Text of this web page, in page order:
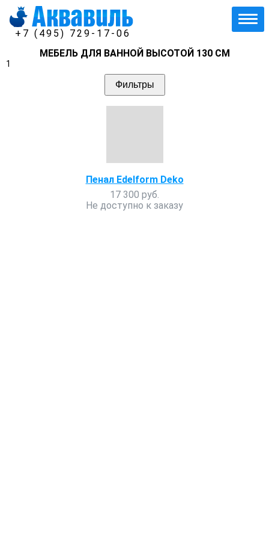
+7 (495) 729-17-06
МЕБЕЛЬ ДЛЯ ВАННОЙ ВЫСОТОЙ 130 СМ
1
Фильтры
Пенал Edelform Deko
17 300 руб.
Не доступно к заказу